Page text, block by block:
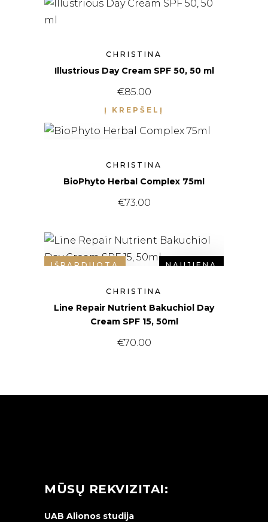
CHRISTINA
Illustrious Day Cream SPF 50, 50 ml
€85.00
Į KREPŠELĮ
CHRISTINA
BioPhyto Herbal Complex 75ml
€73.00
IŠPARDUOTA NAUJIENA
CHRISTINA
Line Repair Nutrient Bakuchiol Day
Cream SPF 15, 50ml
€70.00
MŪSŲ REKVIZITAI:
UAB Alionos studija